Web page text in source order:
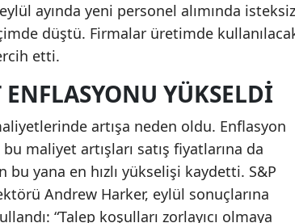
ayında yeni personel alımında isteksiz
düştü. Firmalar üretimde
etti.
YÜKSELDI
artışa neden oldu. Enflasyon
maliyet artışları satış fiyatlarına da
yana en hızlı yükselişi kaydetti. S&P
Andrew Harker, eylül sonuçlarına
“Talep koşulları zorlayıcı olmaya